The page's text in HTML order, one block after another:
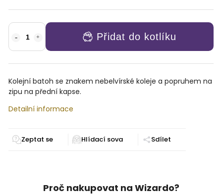
Přidat do kotlíku
Kolejní batoh se znakem nebelvírské koleje a popruhem na
zipu na přední kapse.
Detailní informace
Zeptat se Sdílet
Proč nakupovat na Wizardo?